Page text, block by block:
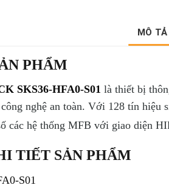
MÔ TẢ
PHẨM
SKS36-HFA0-S01 là thiết bị
nghệ an toàn. Với 128 tín hiệu
các hệ thống MFB với giao diện
TIẾT SẢN PHẨM
S01